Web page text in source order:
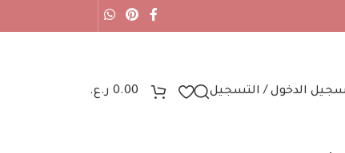
الدخول / التسجيل 0.00 ر.ع.